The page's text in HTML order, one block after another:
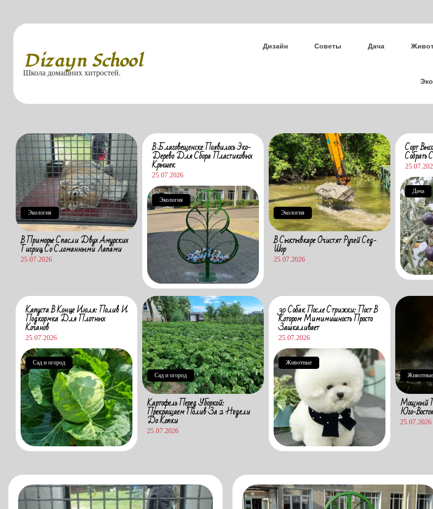
Перейти
содержимому
Dizayn School
Школа домашних хитростей.
Дизайн Советы Дача
Экология
В Приморье Спасли Двух Амурских
Тигриц Со Сломанными Лапами
25.07.2026
В Благовещенске Появилось Эко-
Дерево Для Сбора Пластиковых
Крышек
25.07.2026
Экология
Экология
В Сыктывкаре Очистят Ручей Сед-
Шор
25.07.2026
Сорт
Собрать
Дача
Капуста В Конце Июля: Полив И
Подкормка Для Плотных
Кочанов
25.07.2026
Сад и огород
Сад и огород
Картофель Перед Уборкой:
Прекращаем Полив За 2 Недели
До Копки
25.07.2026
30 Собак После Стрижки: Пост В
Котором Мимимишность Просто
Зашкаливает
25.07.2026
Животные
Животные
Мощный
Юго-
25.07.2026